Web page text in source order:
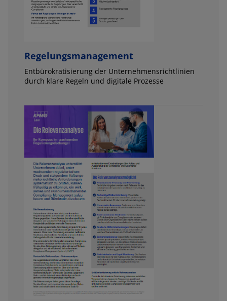
Regelungsmanagement
Entbürokratisierung der Unternehmensrichtlinien
durch klare Regeln und digitale Prozesse